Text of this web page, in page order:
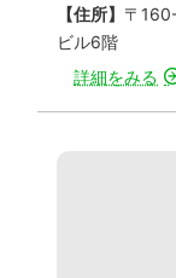
【住所】 〒
ビル6階
詳細をみる